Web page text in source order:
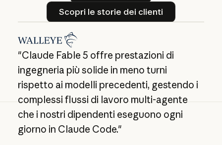
Scopri le storie dei clienti
Scopri le storie dei clienti
"Claude Fable 5 offre prestazioni di
ingegneria più solide in meno turni
rispetto ai modelli precedenti, gestendo i
complessi flussi di lavoro multi-agente
che i nostri dipendenti eseguono ogni
giorno in Claude Code."